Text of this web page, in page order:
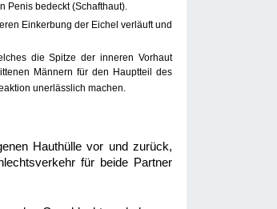
Penis bedeckt (Schafthaut).
Einkerbung der Eichel verläuft und
die Spitze der inneren Vorhaut
Männern für den Hauptteil des
unerlässlich machen.
Hauthülle vor und zurück,
für beide Partner